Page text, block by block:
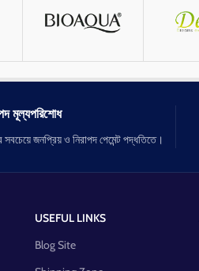
মূল্যপরিশোধ
জনপ্রিয় ও নিরাপদ পেমেন্ট পদ্ধতিতে।
USEFUL LINKS
Blog Site